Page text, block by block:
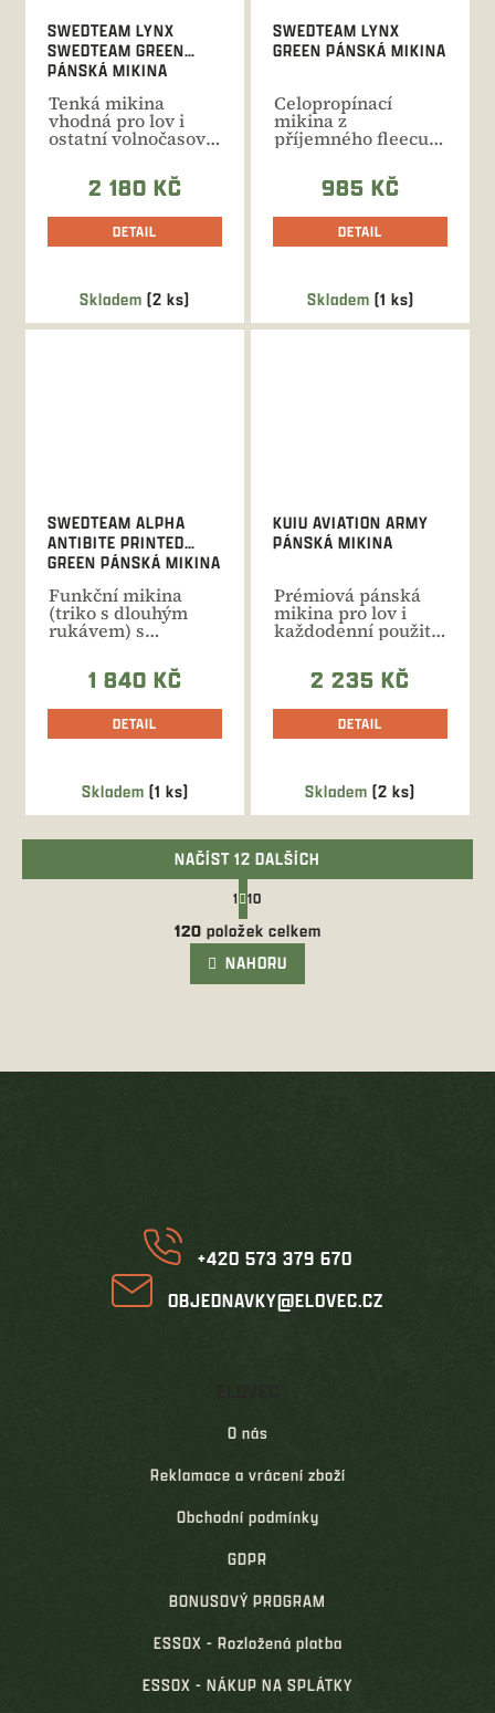
Skladem (2 ks)
SWEDTEAM LYNX
SWEDTEAM GREEN
PÁNSKÁ MIKINA
Tenká mikina
vhodná pro lov i
ostatní volnočasové
2 180 KČ
DETAIL
Skladem (1 ks)
SWEDTEAM LYNX
GREEN PÁNSKÁ MIKINA
Celopropínací
mikina z
příjemného fleecu
pro lov i ostatní
každodenní aktivity.
985 KČ
DETAIL
Skladem (1 ks)
SWEDTEAM ALPHA
ANTIBITE PRINTED
GREEN PÁNSKÁ MIKINA
Funkční mikina
(triko s dlouhým
rukávem) s
krátkým zipem u
krku. Tenký
pružný...1 840 KČ
DETAIL
Skladem (2 ks)
KUIU AVIATION ARMY
PÁNSKÁ MIKINA
Prémiová pánská
mikina pro lov i
každodenní použití.
Pohodlná, odolná,
2 235 KČ
DETAIL
O
v
l
á
í
i
u
NAČÍST 12 DALŠÍCH
t
r
á
n
k
í
1 10
120 položek celkem
NAHORU
+420 573 379 670
OBJEDNAVKY@ELOVEC.CZ
O nás
Reklamace a vrácení zboží
Obchodní podmínky
GDPR
BONUSOVÝ PROGRAM
ESSOX - Rozložená platba
ESSOX - NÁKUP NA SPLÁTKY